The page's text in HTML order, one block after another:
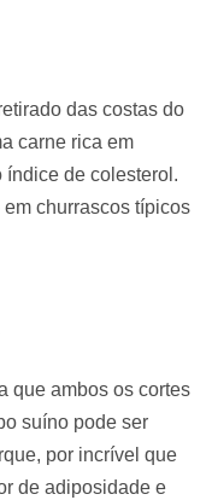
das costas do
carne rica em
índice de colesterol.
churrascos típicos
que ambos os cortes
suíno pode ser
por incrível que
de adiposidade e